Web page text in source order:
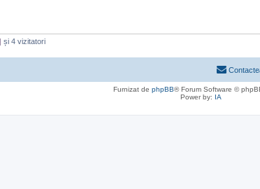
și 4 vizitatori
Furnizat de phpBB® Forum Software ©
Power by: IA